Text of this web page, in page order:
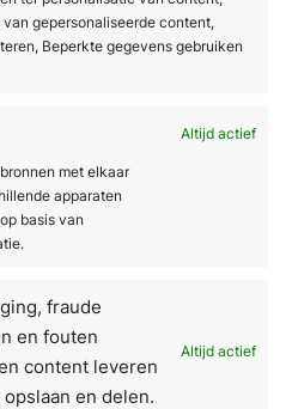
gepersonaliseerde content,
Beperkte gegevens gebruiken
Altijd actief
met elkaar
apparaten
basis van
fraude
en fouten
content leveren
en delen.
Altijd actief
of andere
aftrekbaar als
een belastingvoordeel
lease kun je
nieuwer model zonder
apparaat blijft